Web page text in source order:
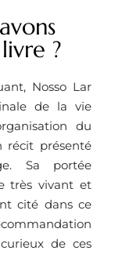
?
Nosso Lar
de la vie
du
récit présenté
Sa portée
très vivant et
cité dans ce
de ces